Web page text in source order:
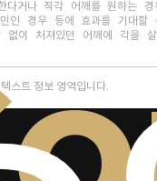
다거나 직각 어깨를 원하는 경
인 경우 등에 효과를 기대할
없이 처져있던 어깨에 각을
스트 정보 영역입니다.